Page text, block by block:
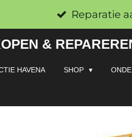
Reparatie
&
HAVENA SHOP